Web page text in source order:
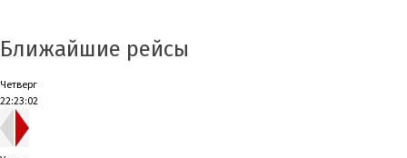
Ближайшие рейсы
Четверг
22:23:02